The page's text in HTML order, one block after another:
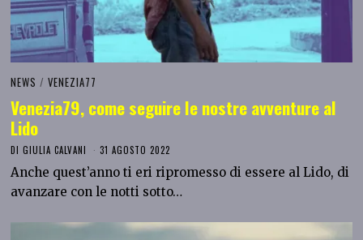
NEWS / VENEZIA77
Venezia79, come seguire le nostre avventure al
Lido
DIGIULIA CALVANI 31 AGOSTO 2022
Anche quest’anno ti eri ripromesso di essere al Lido, di
avanzare con le notti sotto…